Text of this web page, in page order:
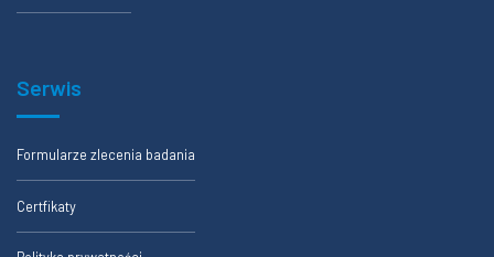
Serwis
Formularze zlecenia badania
Certfikaty